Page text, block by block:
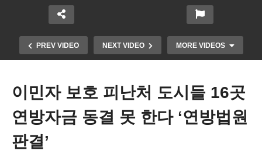
PREV VIDEO NEXT VIDEO MORE VIDEOS
이민자 보호 피난처 도시들 16곳
연방자금 동결 못 한다 ‘연방법원
판결’